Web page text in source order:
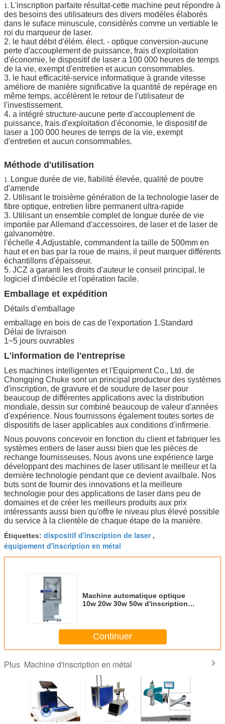
1. L'inscription parfaite résultat-cette machine peut répondre à
des besoins des utilisateurs des divers modèles élaborés
dans le suface minuscule, considérés comme un vertiable le
roi du marqueur de laser.
2. le haut débit d'élém. élect. - optique conversion-aucune
perte d'accouplement de puissance, frais d'exploitation
d'économie, le dispositif de laser a 100 000 heures de temps
de la vie, exempt d'entretien et aucun consommables.
3. le haut efficacité-service informatique à grande vitesse
améliore de manière significative la quantité de repérage en
même temps, accélèrent le retour de l'utilisateur de
l'investissement.
4. a intégré structure-aucune perte d'accouplement de
puissance, frais d'exploitation d'économie, le dispositif de
laser a 100 000 heures de temps de la vie, exempt
d'entretien et aucun consommables.
Méthode d'utilisation
1. Longue durée de vie, fiabilité élevée, qualité de poutre
d'amende
2. Utilisant le troisième génération de la technologie laser de
fibre optique, entretien libre permanent ultra-rapide
3. Utilisant un ensemble complet de longue durée de vie
importée par Allemand d'accessoires, de laser et de laser de
galvanomètre.
l'échelle 4.Adjustable, commandent la taille de 500mm en
haut et en bas par la roue de mains, il peut marquer différents
échantillons d'épaisseur.
5. JCZ a garanti les droits d'auteur le conseil principal, le
logiciel d'imbécile et l'opération facile.
Emballage et expédition
Détails d'emballage
emballage en bois de cas de l'exportation 1.Standard
Délai de livraison
1~5 jours ouvrables
L'information de l'entreprise
Les machines intelligentes et l'Equipment Co., Ltd. de
Chongqing Chuke sont un principal producteur des systèmes
d'inscription, de gravure et de soudure de laser pour
beaucoup de différentes applications avec la distribution
mondiale, dessin sur combiné beaucoup de valeur d'années
d'expérience. Nous fournissons également toutes sortes de
dispositifs de laser applicables aux conditions d'infirmerie.
Nous pouvons concevoir en fonction du client et fabriquer les
systèmes entiers de laser aussi bien que les pièces de
rechange fournisseuses. Nous avons une expérience large
développant des machines de laser utilisant le meilleur et la
dernière technologie pendant que ce devient availbale. Nos
buts sont de fournir des innovations et la meilleure
technologie pour des applications de laser dans peu de
domaines et de créer les meilleurs produits aux prix
intéressants aussi bien qu'offre le niveau plus élevé possible
du service à la clientèle de chaque étape de la manière.
Étiquettes: dispositif d'inscription de laser,
équipement d'inscription en métal
Machine automatique optique
10w 20w 30w 50w d'inscription
Continuer
Plus Machine d'inscription en métal
Machine portative
Machine
Graveur portatif